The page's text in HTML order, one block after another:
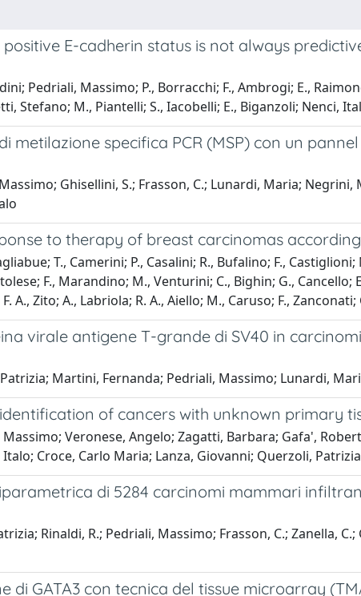
E-cadherin status is not always
Pedriali, Massimo; P., Borracchi; F., Ambrogi; E.,
Stefano; M., Piantelli; S., Iacobelli; E., Biganzoli; Nenci,
metilazione specifica PCR (MSP) con un
Ghisellini, S.; Frasson, C.; Lunardi, Maria;
to therapy of breast carcinomas
T., Camerini; P., Casalini; R., Bufalino; F.,
F., Marandino; M., Venturini; C., Bighin; G.,
A., Zito; A., Labriola; R. A., Aiello; M., Caruso; F.,
virale antigene T-grande di SV40 in
Martini, Fernanda; Pedriali, Massimo; Lunardi,
of cancers with unknown primary
Veronese, Angelo; Zagatti, Barbara; Gafa',
Croce, Carlo Maria; Lanza, Giovanni; Querzoli,
di 5284 carcinomi mammari
Rinaldi, R.; Pedriali, Massimo; Frasson, C.; Zanella,
di GATA3 con tecnica del tissue microarray